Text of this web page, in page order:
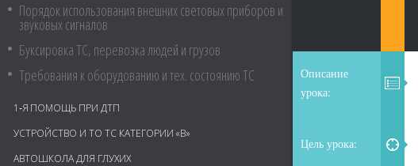
Порядок использования внешних световых приборов и
звуковых сигналов
Буксировка ТС, перевозка людей и грузов
Требования к оборудованию и тех. состоянию ТС
1‑Я ПОМОЩЬ ПРИ ДТП
УСТРОЙСТВО И ТО ТС КАТЕГОРИИ «В»
АВТОШКОЛА ДЛЯ ГЛУХИХ
Описание
урока:
Цель урока: